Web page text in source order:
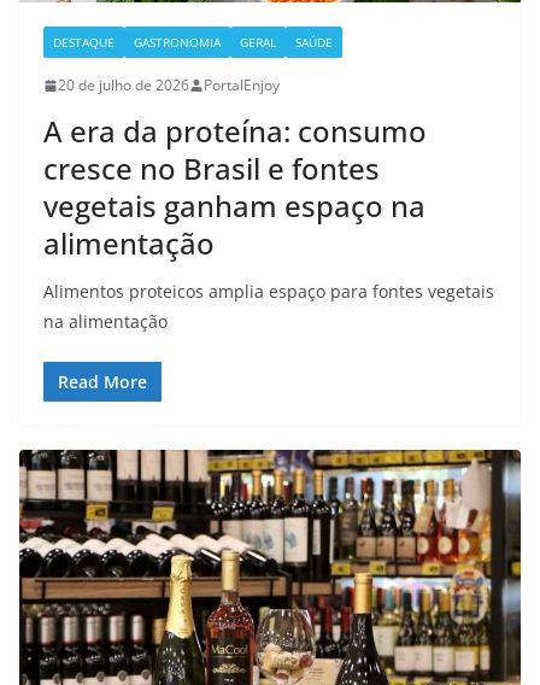
DESTAQUE GASTRONOMIA GERAL SAÚDE
20 de julho de 2026 PortalEnjoy
A era da proteína: consumo
cresce no Brasil e fontes
vegetais ganham espaço na
alimentação
Alimentos proteicos amplia espaço para fontes vegetais
na alimentação
Read More